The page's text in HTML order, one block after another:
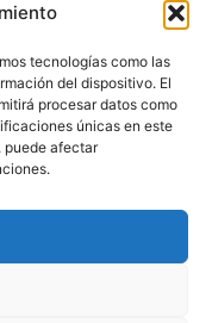
tecnologías como las
del dispositivo. El
procesar datos como
únicas en este
puede afectar